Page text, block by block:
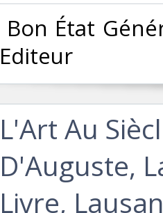
Bon État
Editeur‎
‎L'Art Au
D'Auguste,
Livre,